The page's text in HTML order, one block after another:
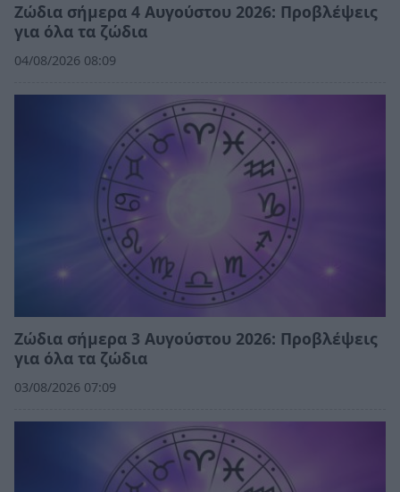
Ζώδια σήμερα 4 Αυγούστου 2026: Προβλέψεις
για όλα τα ζώδια
04/08/2026 08:09
Ζώδια σήμερα 3 Αυγούστου 2026: Προβλέψεις
για όλα τα ζώδια
03/08/2026 07:09